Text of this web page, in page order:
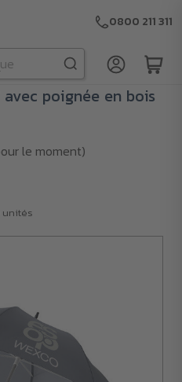
0800 211 311
poignée en bois
le moment)
unités